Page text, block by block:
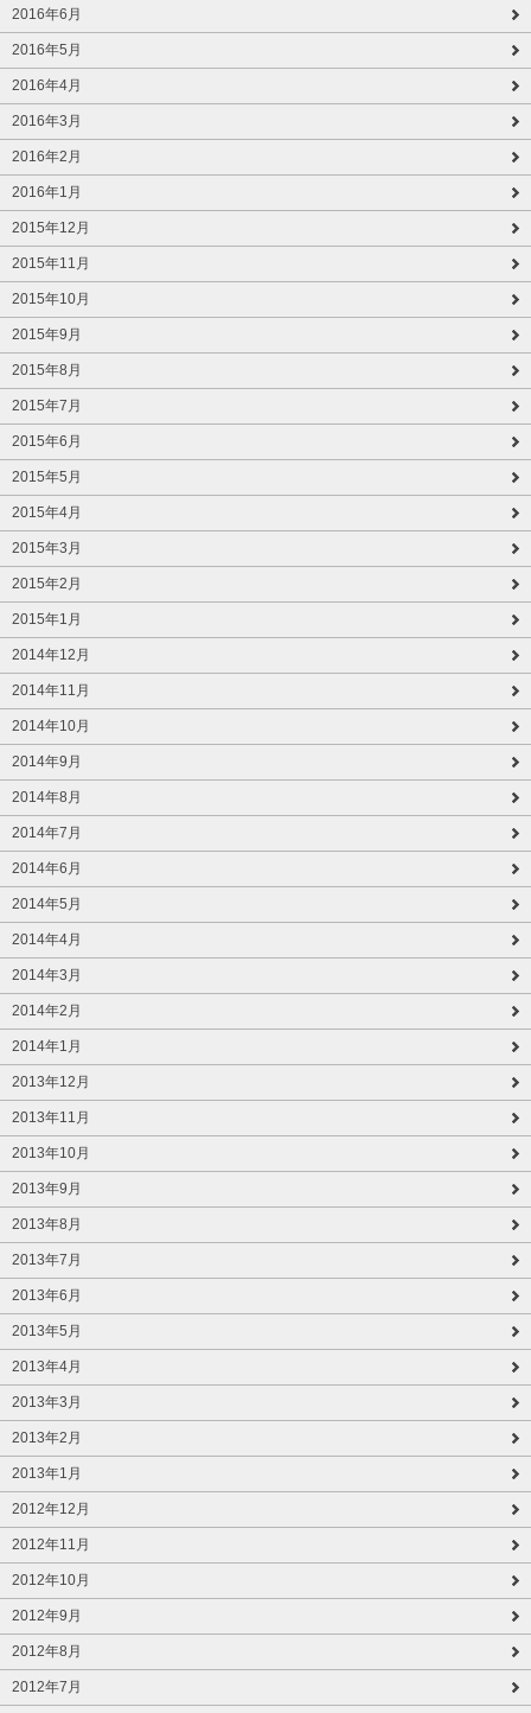
2016年6月
2016年5月
2016年4月
2016年3月
2016年2月
2016年1月
2015年12月
2015年11月
2015年10月
2015年9月
2015年8月
2015年7月
2015年6月
2015年5月
2015年4月
2015年3月
2015年2月
2015年1月
2014年12月
2014年11月
2014年10月
2014年9月
2014年8月
2014年7月
2014年6月
2014年5月
2014年4月
2014年3月
2014年2月
2014年1月
2013年12月
2013年11月
2013年10月
2013年9月
2013年8月
2013年7月
2013年6月
2013年5月
2013年4月
2013年3月
2013年2月
2013年1月
2012年12月
2012年11月
2012年10月
2012年9月
2012年8月
2012年7月